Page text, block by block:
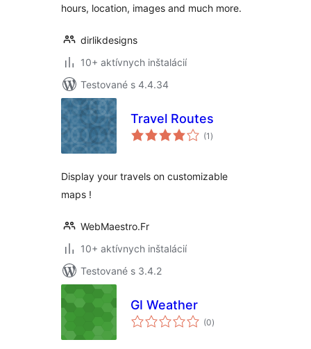
hours, location, images and much more.
dirlikdesigns
10+ aktívnych inštalácií
Testované s 4.4.34
Travel Routes
(1 celkové
hodnotenie
)
Display your travels on customizable
maps !
WebMaestro.Fr
10+ aktívnych inštalácií
Testované s 3.4.2
GI Weather
(0celkové
hodnotenie
)